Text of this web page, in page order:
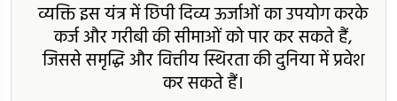
व्यक्ति इस यंत्र में छिपी दिव्य ऊर्जाओं का उपयोग करके
कर्ज और गरीबी की सीमाओं को पार कर सकते हैं,
जिससे समृद्धि और वित्तीय स्थिरता की दुनिया में प्रवेश
कर सकते हैं।